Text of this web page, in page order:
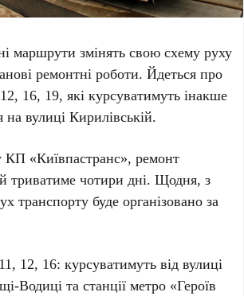
маршрути змінять свою схему руху
ремонтні роботи. Йдеться про
16, 19, які курсуватимуть інакше
на вулиціКирилівській.
КП «Київпастранс», ремонт
триватимечотири дні. Щодня, з
транспорту буде організовано за
11, 12, 16: курсуватимуть від вулиці
Водиці та станції метро «Героїв